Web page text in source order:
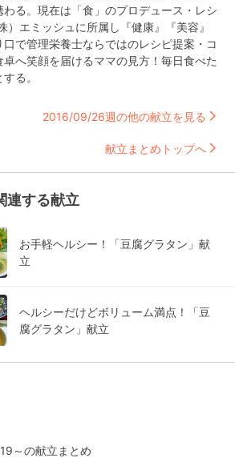
る。現在は「食」のプロデュース・レシ
）エミッシュに所属し『健康』『美容』
口で管理栄養士ならではのレシピ提案・コ
へ笑顔を届けるママの見方！毎日食べた
る。
2016/09/26週の他の献立を見る
献立まとめトップへ
連する献立
お手軽ヘルシー！「豆腐グラタン」献
立
ヘルシーだけどボリューム満点！「豆
腐グラタン」献立
～の献立まとめ